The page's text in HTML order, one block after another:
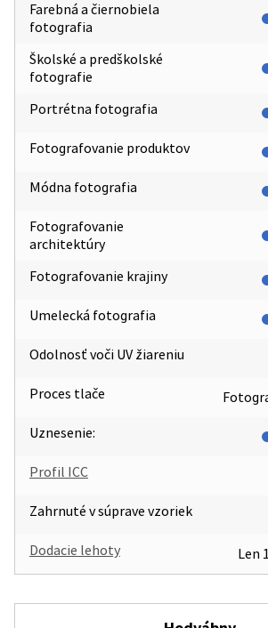
Farebná a čiernobiela
fotografia
Školské a predškolské
fotografie
Portrétna fotografia
Fotografovanie produktov
Módna fotografia
Fotografovanie
architektúry
Fotografovanie krajiny
Umelecká fotografia
Odolnosť voči UV žiareniu
Proces tlače
Uznesenie:
Profil ICC
Zahrnuté v súprave vzoriek
Dodacie lehoty Len